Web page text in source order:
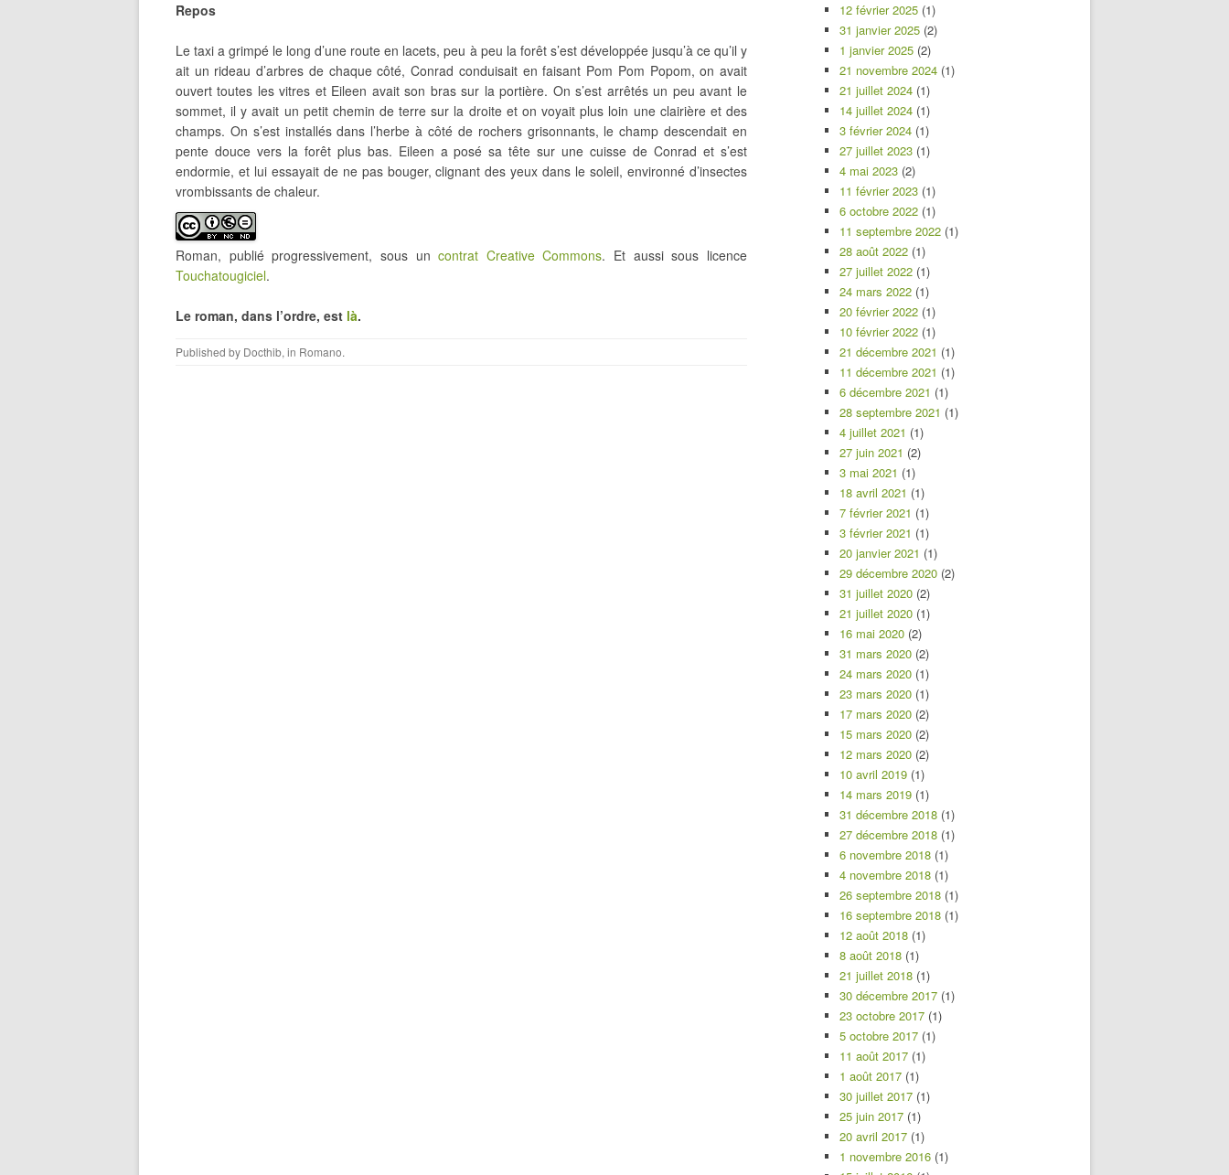
Repos
Le taxi a grimpé le long d’une route en lacets, peu à peu la forêt s’est développée jusqu’à ce qu’il y
ait un rideau d’arbres de chaque côté, Conrad conduisait en faisant Pom Pom Popom, on avait
ouvert toutes les vitres et Eileen avait son bras sur la portière. On s’est arrêtés un peu avant le
sommet, il y avait un petit chemin de terre sur la droite et on voyait plus loin une clairière et des
champs. On s’est installés dans l’herbe à côté de rochers grisonnants, le champ descendait en
pente douce vers la forêt plus bas. Eileen a posé sa tête sur une cuisse de Conrad et s’est
endormie, et lui essayait de ne pas bouger, clignant des yeux dans le soleil, environné d’insectes
vrombissants de chaleur.
Roman, publié progressivement, sous uncontrat Creative Commons. Et aussi sous licence
Touchatougiciel.
Le roman, dans l’ordre, est là.
Published by Docthib, in Romano.
12 février 2025 (1)
31 janvier 2025 (2)
1 janvier 2025 (2)
21 novembre 2024 (1)
21 juillet 2024 (1)
14 juillet 2024 (1)
3 février 2024 (1)
27 juillet 2023 (1)
4 mai 2023 (2)
11 février 2023 (1)
6 octobre 2022 (1)
11 septembre 2022 (1)
28 août 2022 (1)
27 juillet 2022 (1)
24 mars 2022 (1)
20 février 2022 (1)
10 février 2022 (1)
21 décembre 2021 (1)
11 décembre 2021 (1)
6 décembre 2021 (1)
28 septembre 2021 (1)
4 juillet 2021 (1)
27 juin 2021 (2)
3 mai 2021 (1)
18 avril 2021 (1)
7 février 2021 (1)
3 février 2021 (1)
20 janvier 2021 (1)
29 décembre 2020 (2)
31 juillet 2020 (2)
21 juillet 2020 (1)
16 mai 2020 (2)
31 mars 2020 (2)
24 mars 2020 (1)
23 mars 2020 (1)
17 mars 2020 (2)
15 mars 2020 (2)
12 mars 2020 (2)
10 avril 2019 (1)
14 mars 2019 (1)
31 décembre 2018 (1)
27 décembre 2018 (1)
6 novembre 2018 (1)
4 novembre 2018 (1)
26 septembre 2018 (1)
16 septembre 2018 (1)
12 août 2018 (1)
8 août 2018 (1)
21 juillet 2018 (1)
30 décembre 2017 (1)
23 octobre 2017 (1)
5 octobre 2017 (1)
11 août 2017 (1)
1 août 2017 (1)
30 juillet 2017 (1)
25 juin 2017 (1)
20 avril 2017 (1)
1 novembre 2016 (1)